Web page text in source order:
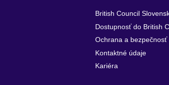
British Council
Dostupnosť do British
Ochrana a bezpečnosť
Kontaktné údaje
Kariéra